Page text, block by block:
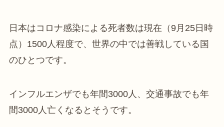
日本はコロナ感染による死者数は現在（9月25日時
点）1500人程度で、世界の中では善戦している国
のひとつです。
インフルエンザでも年間3000人、交通事故でも年
間3000人亡くなるとそうです。